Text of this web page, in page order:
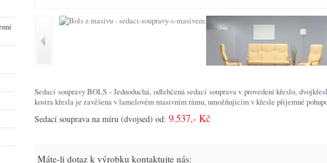
Sedací soupravy BOLS - Jednoduchá, odlehčená sedací souprava v provedení křeslo,
kostra křesla je zavěšena v lamelovém masivním rámu, umožňujícím v křesle příjemné
Sedací souprava na míru (dvojsed) od: 9.537,- Kč
Máte-li dotaz k výrobku kontaktujte nás: